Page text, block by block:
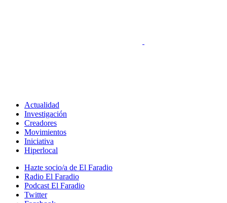
Actualidad
Investigación
Creadores
Movimientos
Iniciativa
Hiperlocal
Hazte socio/a de El Faradio
Radio El Faradio
Podcast El Faradio
Twitter